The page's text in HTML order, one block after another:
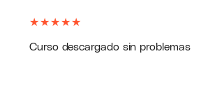
★★★★★
Curso descargado sin problemas